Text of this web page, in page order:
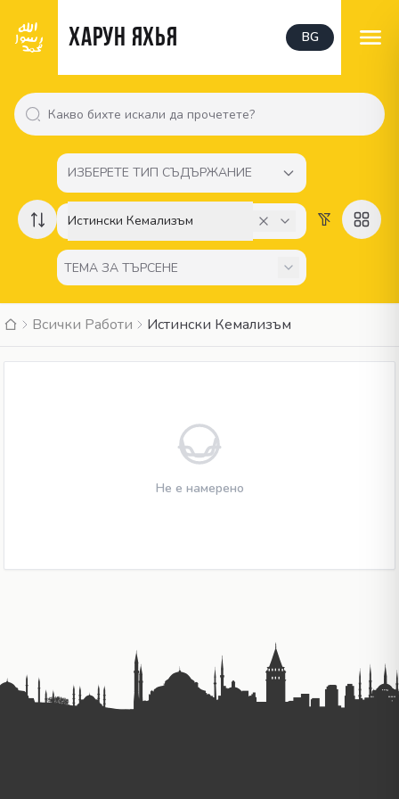
Харун Яхья BG
ИЗБЕРЕТЕ ТИП СЪДЪРЖАНИЕ
Истински Кемализъм
Всички Работи Истински Кемализъм
Не е намерено